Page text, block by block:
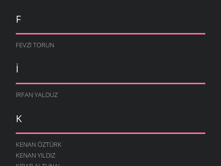
F
FEVZI TORUN
I
İRFAN YALDUZ
K
KENAN ÖZTÜRK
KENAN YILDIZ